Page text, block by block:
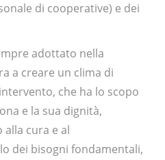
di cooperative) e dei
adottato nella
a creare un clima di
che ha lo scopo
e la sua dignità,
cura e al
dei bisogni fondamentali,